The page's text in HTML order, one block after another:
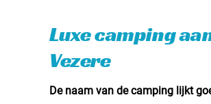
Luxe camping
Vezere
De naam van de camping lijkt